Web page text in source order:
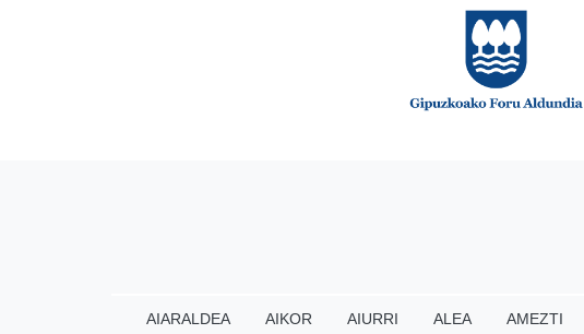
AIARALDEA AIKOR AIURRI ALEA AMEZTI